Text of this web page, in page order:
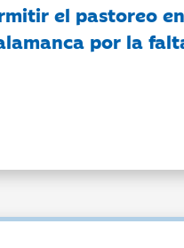
el pastoreo
por la